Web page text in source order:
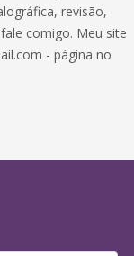
revisão,
comigo. Meu site
- página no